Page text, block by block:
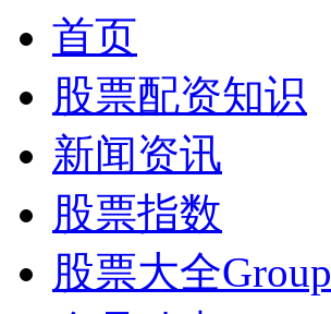
首页
股票配资知识
新闻资讯
股票指数
股票大全Group